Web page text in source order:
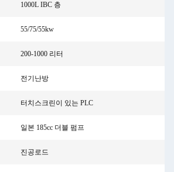
1000L IBC 층
55/75/55kw
200-1000 리터
전기난방
터치스크린이 있는 PLC
일본 185cc 더블 펌프
진공로드